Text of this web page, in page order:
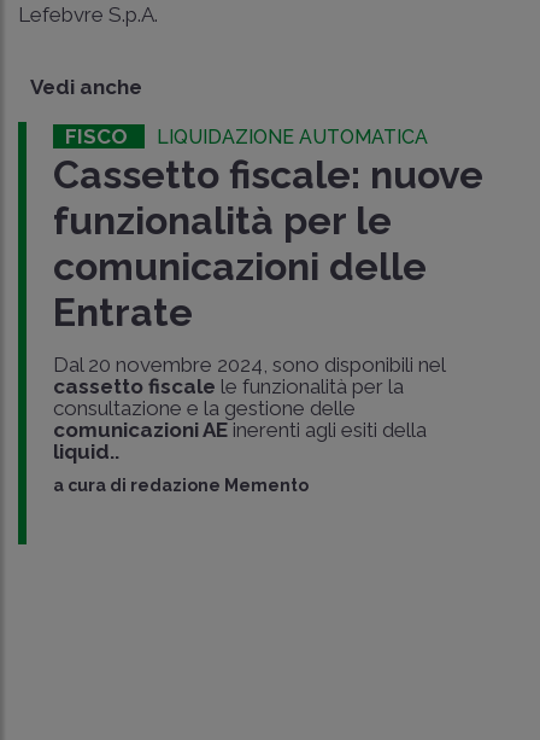
Lefebvre S.p.A.
Vedi anche
FISCO LIQUIDAZIONE AUTOMATICA
Cassetto fiscale: nuove
funzionalità per le
comunicazioni delle
Entrate
Dal 20 novembre 2024, sono disponibili nel
cassetto fiscale le funzionalità per la
consultazione e la gestione delle
comunicazioni AEinerenti agli esiti della
liquid..
a cura di redazione Memento